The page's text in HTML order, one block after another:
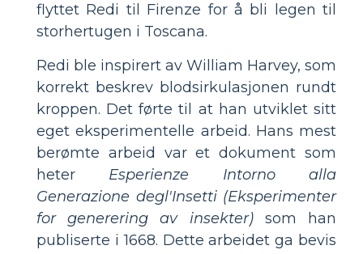
flyttet Redi til Firenze for å bli legen til
storhertugen i Toscana.
Redi ble inspirert av William Harvey, som
korrekt beskrev blodsirkulasjonen rundt
kroppen. Det førte til at han utviklet sitt
eget eksperimentelle arbeid. Hans mest
berømte arbeid var et dokument som
heter Esperienze Intorno alla
Generazione degl'Insetti (Eksperimenter
for generering av insekter)som han
publiserte i 1668. Dette arbeidet ga bevis